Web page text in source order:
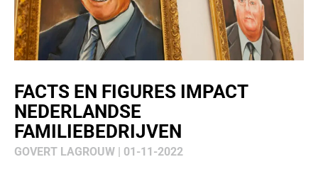
FACTS EN FIGURES IMPACT
NEDERLANDSE
FAMILIEBEDRIJVEN
GOVERT LAGROUW | 01-11-2022